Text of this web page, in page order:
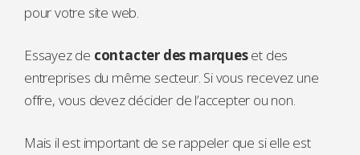
pour votre site web.
Essayez de contacter des marqueset des
entreprises du même secteur. Si vous recevez une
offre, vous devez décider de l’accepter ou non.
Mais il est important de se rappeler que si elle est